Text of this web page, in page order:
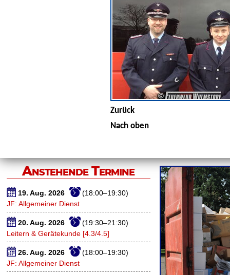
Zurück
Nach oben
Anstehende Termine
19. Aug. 2026
(18:00–19:30)
JF: Allgemeiner Dienst
20. Aug. 2026
(19:30–21:30)
Leitern & Gerätekunde [4.3/4.5]
26. Aug. 2026
(18:00–19:30)
JF: Allgemeiner Dienst